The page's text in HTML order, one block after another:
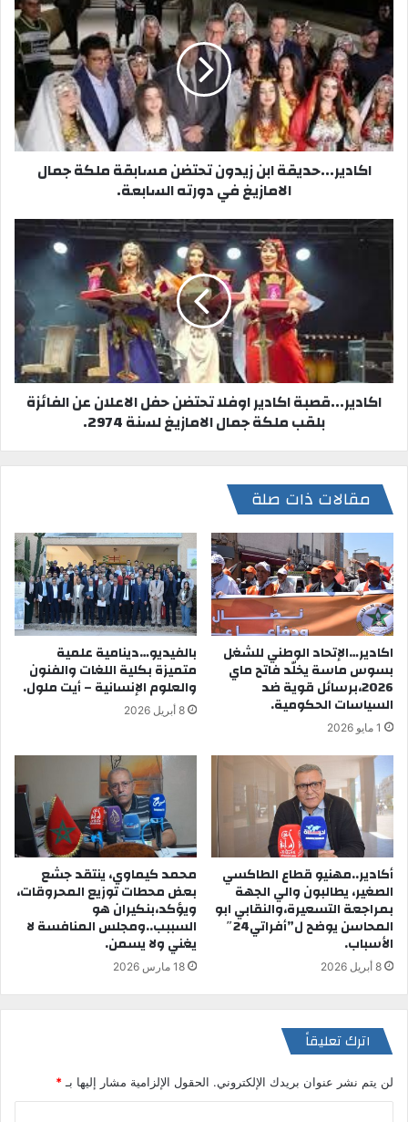
ع
ا
ل
و
ي
ب
و
ك
اكادير...حديقة ابن زيدون تحتضن مسابقة ملكة جمال
الامازيغ في دورته السابعة.
اكادير...قصبة اكادير اوفلا تحتضن حفل الاعلان عن الفائزة
بلقب ملكة جمال الامازيغ لسنة 2974.
مقالات ذات صلة
اكادير…الإتحاد الوطني للشغل
بسوس ماسة يخلّد فاتح ماي
2026،برسائل قوية ضد
السياسات الحكومية.
1 مايو 2026
بالفيديو…دينامية علمية
متميزة بكلية اللغات والفنون
والعلوم الإنسانية – أيت ملول.
8 أبريل 2026
أكادير..مهنيو قطاع الطاكسي
الصغير، يطالبون والي الجهة
بمراجعة التسعيرة،والنقابي ابو
المحاسن يوضح ل”أفراتي24″
الأسباب.
8 أبريل 2026
محمد كيماوي، ينتقد جشع
بعض محطات توزيع المحروقات،
ويؤكد،بنكيران هو
السببب..ومجلس المنافسة لا
يغني ولا يسمن.
18 مارس 2026
اترك تعليقاً
لن يتم نشر عنوان بريدك الإلكتروني. الحقول الإلزامية مشار إليها بـ*